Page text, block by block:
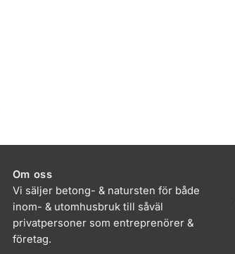
Om oss
Vi säljer betong- & natursten för både
inom- & utomhusbruk till såväl
privatpersoner som entreprenörer &
företag.